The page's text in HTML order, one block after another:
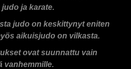
ja karate.
judo on keskittynyt eniten
aikuisjudo on vilkasta.
ovat suunnattu vain
vanhemmille.